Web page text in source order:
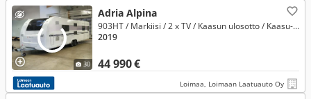
30
Adria Alpina
44 990 €
903HT / Markiisi / 2 x TV / Kaasun ulosotto / Kaasu-uuni / Mikro / PP-teline / Makuupaikat 8:lle
2019
Loimaa, Loimaan Laatuauto Oy